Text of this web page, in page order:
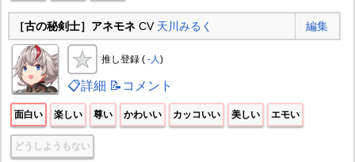
［古の秘剣士］アネモネCV 天川みるく 編集
推し登録 ( -人)
📋詳細 📝コメント
面白い 楽しい 尊い かわいい カッコいい 美しい エモい
どうしようもない